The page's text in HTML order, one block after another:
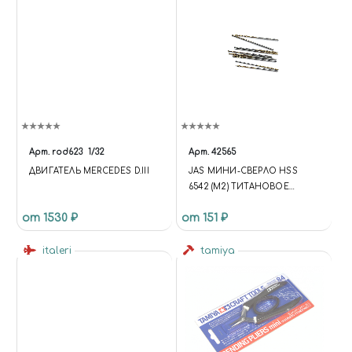
FUNCTION (INDEX, ITEM) {
$('[DATA-COMPARE-ID=' +
ITEM.ID + ']').ATTR('DATA-
NIVERSE_S1/COMPONENTS/I
NTEC.UNIVERSE/SYSTEM/BAS
'DATATYPE': 'JSON', 'DATA':
'CACHE_TYPE': 'N', '~BASKET': 'Y',
'~COMPARE_NAME': 'COMPARE',
'~CACHE_TYPE': 'N'}, 'SUCCESS':
FUNCTION (RESPONSE) { DATA
= RESPONSE; RUN; } }) };
Арт. rod623 1/32
ДВИГАТЕЛЬ MERCEDES D.III
от 1530 ₽
Арт. 42565
JAS МИНИ-СВЕРЛО HSS
6542 (M2) ТИТАНОВОЕ
от 151 ₽
italeri tamiya